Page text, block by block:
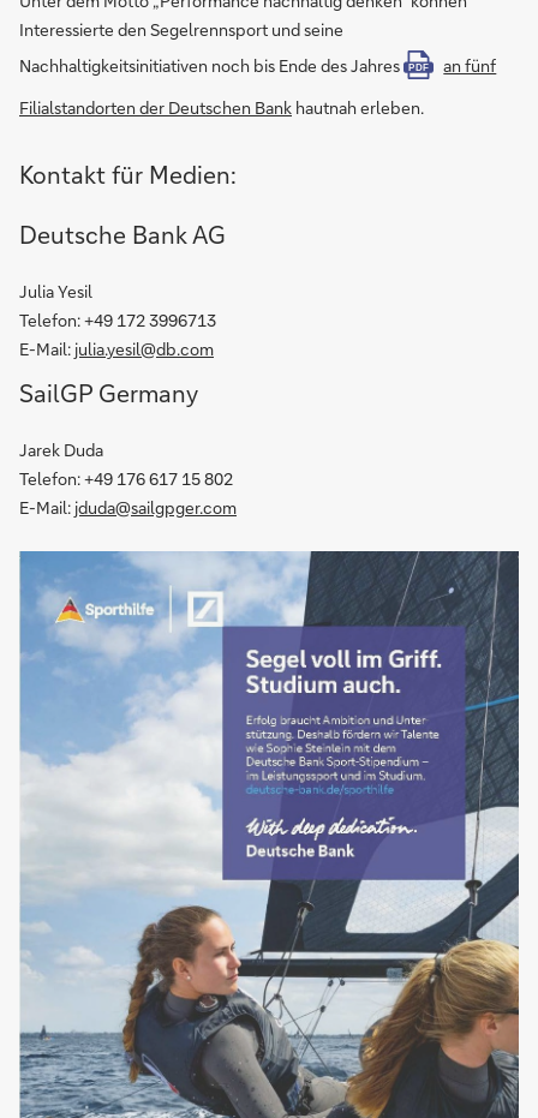
Interessierte den Segelrennsport und seine
Nachhaltigkeitsinitiativen noch bis Ende des Jahres
PDF
an fünf
Filialstandorten der Deutschen Bank hautnah erleben.
Kontakt für Medien:
Deutsche Bank AG
Julia Yesil
Telefon: +49 172 3996713
E-Mail: julia.yesil@db.com
SailGP Germany
Jarek Duda
Telefon: +49 176 617 15 802
E-Mail: jduda@sailgpger.com